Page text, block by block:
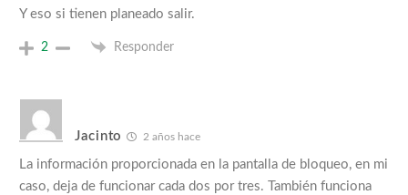
Y eso si tienen planeado salir.
2 Responder
Jacinto 2 años hace
La información proporcionada en la pantalla de bloqueo, en mi
caso, deja de funcionar cada dos por tres. También funciona